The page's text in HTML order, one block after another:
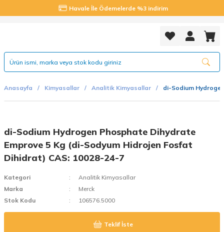
Havale İle Ödemelerde %3 indirim
Anasayfa Kimyasallar Analitik Kimyasallar di-Sodium
di-Sodium Hydrogen Phosphate Dihydrate
Emprove 5 Kg (di-Sodyum Hidrojen Fosfat
Dihidrat) CAS: 10028-24-7
Kategori
Analitik Kimyasallar
Marka
Merck
Stok Kodu
106576.5000
Teklif İste